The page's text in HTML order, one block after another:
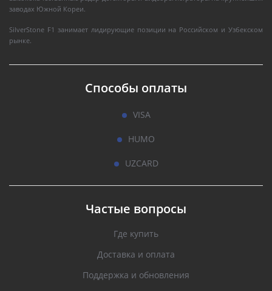
заводах Южной Кореи.
SilverStone F1 занимает лидирующие позиции на Российском и Узбекском
рынке.
Способы оплаты
VISA
HUMO
UZCARD
Частые вопросы
Где купить
Доставка и оплата
Поддержка и обновления